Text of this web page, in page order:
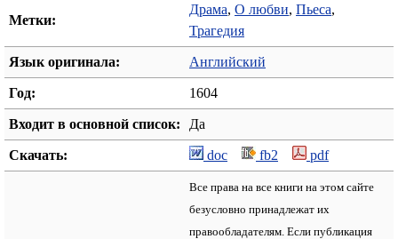
Метки:
Драма, О любви, Пьеса,
Трагедия
Язык оригинала: Английский
Год: 1604
Входит в основной список: Да
Скачать: doc fb2 pdf
Все права на все книги на этом сайте
безусловно принадлежат их
правообладателям. Если публикация